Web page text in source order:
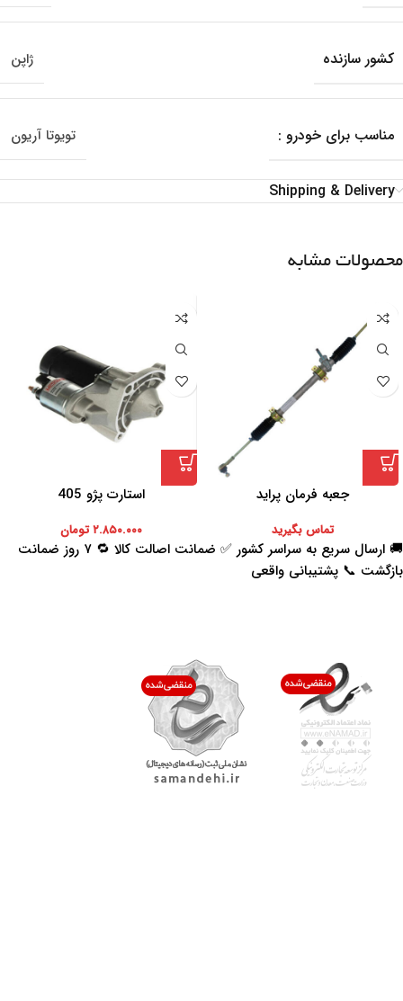
کشور سازنده ژاپن
مناسب برای خودرو : تویوتا آریون
Shipping & Delivery
محصولات مشابه
جعبه فرمان پراید
تماس بگیرید
استارت پژو 405
۲.۸۵۰.۰۰۰ تومان
🚚 ارسال سریع به سراسر کشور ✅ ضمانت اصالت کالا 🔁 ۷ روز ضمانت
بازگشت 📞 پشتیبانی واقعی